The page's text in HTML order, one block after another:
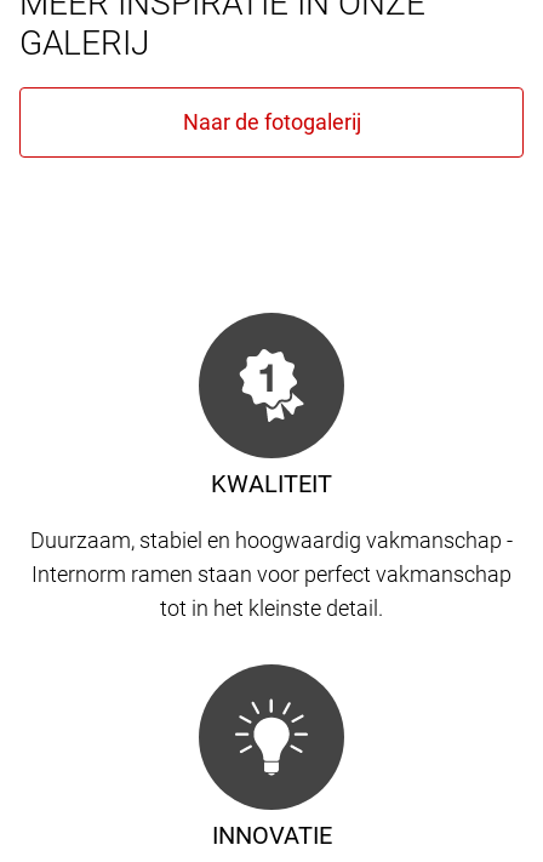
GALERIJ
KWALITEIT
Duurzaam, stabiel en hoogwaardig vakmanschap -
Internorm ramen staan ​​voor perfect vakmanschap
tot in het kleinste detail.
INNOVATIE